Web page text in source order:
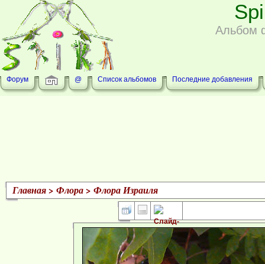
Альбом
Форум @ Список альбомов Последние добавления
Главная> Флора> Флора Израиля